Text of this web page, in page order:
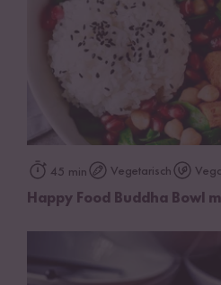
45 min Vegetarisch
Happy Food Buddha Bowl